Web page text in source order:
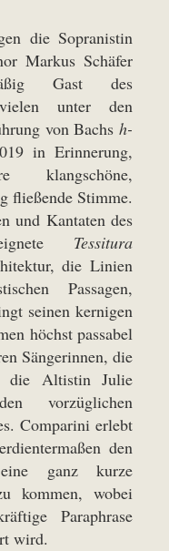
die Sopranistin
Markus Schäfer
Gast des
vielen unter den
von Bachs h-
in Erinnerung,
klangschöne,
fließende Stimme.
und Kantaten des
Tessitura
die Linien
Passagen,
seinen kernigen
höchst passabel
Sängerinnen, die
die Altistin Julie
vorzüglichen
Comparini erlebt
den
ganz kurze
kommen, wobei
Paraphrase
wird.